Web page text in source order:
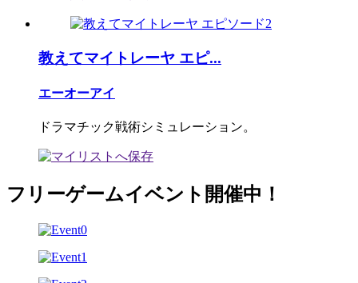
教えてマイトレーヤ エピ...
エーオーアイ
ドラマチック戦術シミュレーション。
フリーゲームイベント開催中！